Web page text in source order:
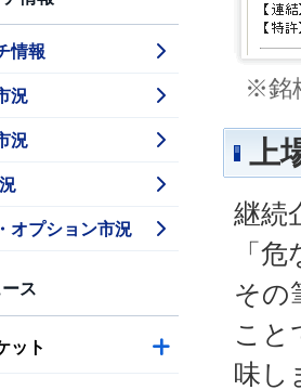
情報
況
況
オプション市況
ス
ット
※銘
上
継続
「
その
こと
味し